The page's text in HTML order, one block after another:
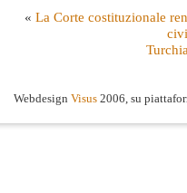
« La Corte costituzionale
Webdesign Visus 2006, su